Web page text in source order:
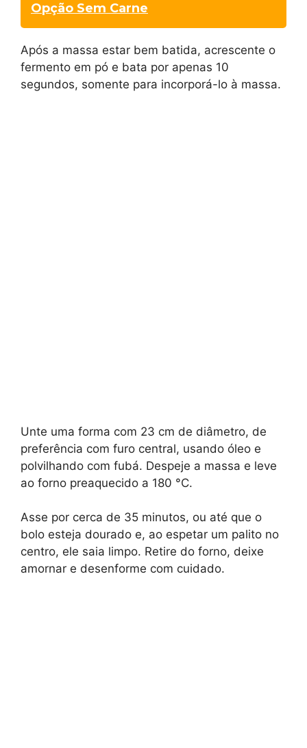
Opção Sem Carne
Após a massa estar bem batida, acrescente o
fermento em pó e bata por apenas 10
segundos, somente para incorporá-lo à massa.
Unte uma forma com 23 cm de diâmetro, de
preferência com furo central, usando óleo e
polvilhando com fubá. Despeje a massa e leve
ao forno preaquecido a 180 °C.
Asse por cerca de 35 minutos, ou até que o
bolo esteja dourado e, ao espetar um palito no
centro, ele saia limpo. Retire do forno, deixe
amornar e desenforme com cuidado.